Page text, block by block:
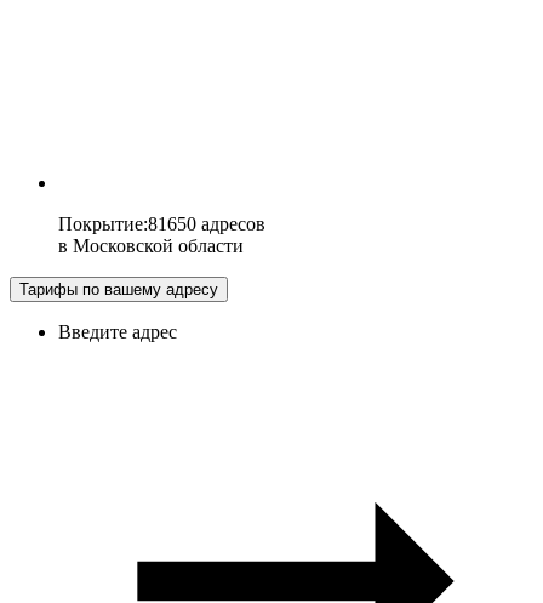
Покрытие:81650 адресов
в Московской области
Тарифы по вашему адресу
Введите адрес